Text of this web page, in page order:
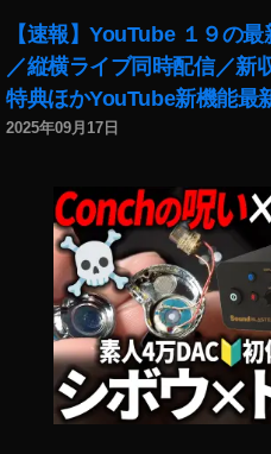
【速報】YouTube １９の
／縦横ライブ同時配信／新
特典ほかYouTube新機能最
2025年09月17日